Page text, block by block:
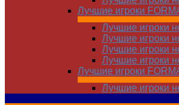
Лучшие игроки
Лучшие игроки
Лучшие игроки
Лучшие игроки
Лучшие игроки
Лучшие игроки
Лучшие игроки